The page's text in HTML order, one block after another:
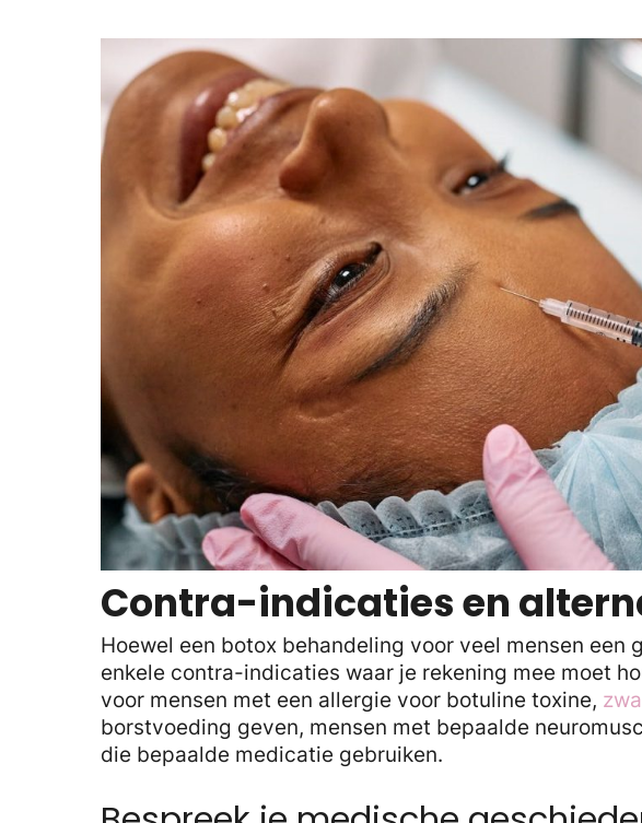
Contra-indicaties en
Hoewel een botox behandeling voor veel mensen een
enkele contra-indicaties waar je rekening mee moet
voor mensen met een allergie voor botuline toxine,
borstvoeding geven, mensen met bepaalde
die bepaalde medicatie gebruiken.